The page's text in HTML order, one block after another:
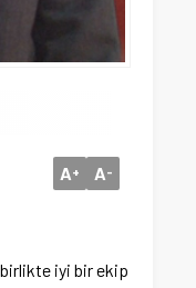
A+ A-
birlikte iyi bir ekip